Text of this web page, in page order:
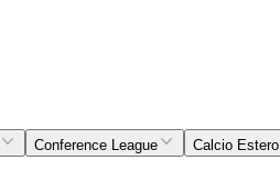
Conference League Calcio Estero